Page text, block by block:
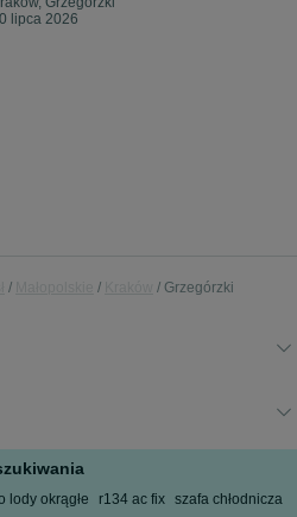
lipca 2026
Grzegórzki
lody okrągłe r134 ac fix szafa chłodnicza